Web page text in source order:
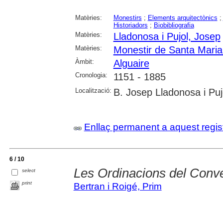
Matèries: Monestirs ; Elements arquitectònics ;
Historiadors ; Biobibliografia
Matèries:
Lladonosa i Pujol, Josep
Matèries: Monestir de Santa
Àmbit: Alguaire
Cronologia: 1151 - 1885
Localització: B. Josep Lladonosa i
Enllaç permanent a aquest
6 / 10
select
print
Les Ordinacions del
Bertran i Roigé, Prim